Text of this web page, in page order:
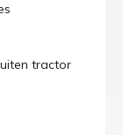
tractor